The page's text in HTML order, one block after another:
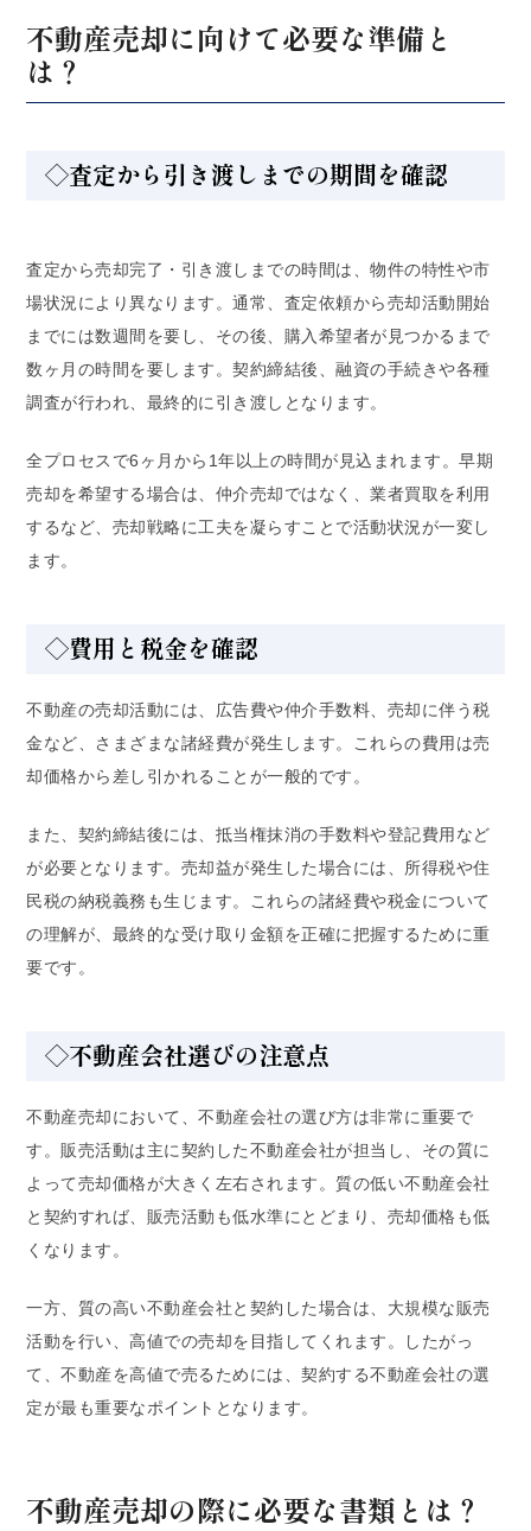
不動産売却に向けて必要な準備と
は？
◇査定から引き渡しまでの期間を確認
査定から売却完了・引き渡しまでの時間は、物件の特性や市
場状況により異なります。通常、査定依頼から売却活動開始
までには数週間を要し、その後、購入希望者が見つかるまで
数ヶ月の時間を要します。契約締結後、融資の手続きや各種
調査が行われ、最終的に引き渡しとなります。
全プロセスで6ヶ月から1年以上の時間が見込まれます。早期
売却を希望する場合は、仲介売却ではなく、業者買取を利用
するなど、売却戦略に工夫を凝らすことで活動状況が一変し
ます。
◇費用と税金を確認
不動産の売却活動には、広告費や仲介手数料、売却に伴う税
金など、さまざまな諸経費が発生します。これらの費用は売
却価格から差し引かれることが一般的です。
また、契約締結後には、抵当権抹消の手数料や登記費用など
が必要となります。売却益が発生した場合には、所得税や住
民税の納税義務も生じます。これらの諸経費や税金について
の理解が、最終的な受け取り金額を正確に把握するために重
要です。
◇不動産会社選びの注意点
不動産売却において、不動産会社の選び方は非常に重要で
す。販売活動は主に契約した不動産会社が担当し、その質に
よって売却価格が大きく左右されます。質の低い不動産会社
と契約すれば、販売活動も低水準にとどまり、売却価格も低
くなります。
一方、質の高い不動産会社と契約した場合は、大規模な販売
活動を行い、高値での売却を目指してくれます。したがっ
て、不動産を高値で売るためには、契約する不動産会社の選
定が最も重要なポイントとなります。
不動産売却の際に必要な書類とは？